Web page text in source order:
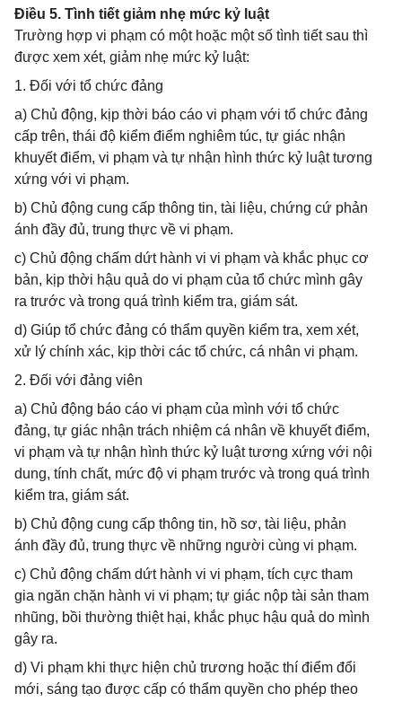
Điều 5. Tình tiết giảm nhẹ mức kỷ luật
Trường hợp vi phạm có một hoặc một số tình tiết sau thì
được xem xét, giảm nhẹ mức kỷ luật:
1. Đối với tổ chức đảng
a) Chủ động, kịp thời báo cáo vi phạm với tổ chức đảng
cấp trên, thái độ kiểm điểm nghiêm túc, tự giác nhận
khuyết điểm, vi phạm và tự nhận hình thức kỷ luật tương
xứng với vi phạm.
b) Chủ động cung cấp thông tin, tài liệu, chứng cứ phản
ánh đầy đủ, trung thực về vi phạm.
c) Chủ động chấm dứt hành vi vi phạm và khắc phục cơ
bản, kịp thời hậu quả do vi phạm của tổ chức mình gây
ra trước và trong quá trình kiểm tra, giám sát.
d) Giúp tổ chức đảng có thẩm quyền kiểm tra, xem xét,
xử lý chính xác, kịp thời các tổ chức, cá nhân vi phạm.
2. Đối với đảng viên
a) Chủ động báo cáo vi phạm của mình với tổ chức
đảng, tự giác nhận trách nhiệm cá nhân về khuyết điểm,
vi phạm và tự nhận hình thức kỷ luật tương xứng với nội
dung, tính chất, mức độ vi phạm trước và trong quá trình
kiểm tra, giám sát.
b) Chủ động cung cấp thông tin, hồ sơ, tài liệu, phản
ánh đầy đủ, trung thực về những người cùng vi phạm.
c) Chủ động chấm dứt hành vi vi phạm, tích cực tham
gia ngăn chặn hành vi vi phạm; tự giác nộp tài sản tham
nhũng, bồi thường thiệt hại, khắc phục hậu quả do mình
gây ra.
d) Vi phạm khi thực hiện chủ trương hoặc thí điểm đổi
mới, sáng tạo được cấp có thẩm quyền cho phép theo